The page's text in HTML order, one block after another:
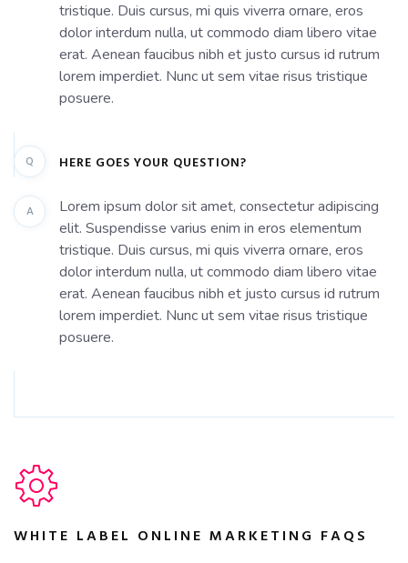
tristique. Duis cursus, mi quis viverra ornare, eros
dolor interdum nulla, ut commodo diam libero vitae
erat. Aenean faucibus nibh et justo cursus id rutrum
lorem imperdiet. Nunc ut sem vitae risus tristique
posuere.
Q HERE GOES YOUR QUESTION?
A
Lorem ipsum dolor sit amet, consectetur adipiscing
elit. Suspendisse varius enim in eros elementum
tristique. Duis cursus, mi quis viverra ornare, eros
dolor interdum nulla, ut commodo diam libero vitae
erat. Aenean faucibus nibh et justo cursus id rutrum
lorem imperdiet. Nunc ut sem vitae risus tristique
posuere.
WHITE LABEL ONLINE MARKETING FAQS